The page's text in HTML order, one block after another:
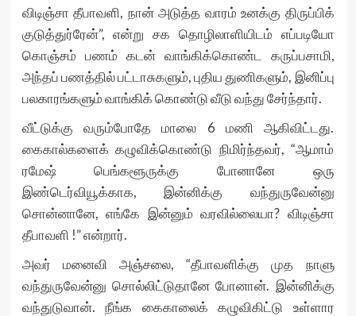
விடிஞ்சா தீபாவளி, நான் அடுத்த வாரம் உனக்கு திருப்பிக்
குடுத்துர்ரேன்”, என்று சக தொழிலாளியிடம் எப்படியோ
கொஞ்சம் பணம் கடன் வாங்கிக்கொண்ட கருப்பசாமி,
அந்தப் பணத்தில் பட்டாசுகளும், புதிய துணிகளும், இனிப்பு
பலகாரங்களும் வாங்கிக் கொண்டு வீடு வந்து சேர்ந்தார்.
வீட்டுக்கு வரும்போதே மாலை 6 மணி ஆகிவிட்டது.
கைகால்களைக் கழுவிக்கொண்டு நிமிர்ந்தவர், “ஆமாம்
ரமேஷ் பெங்களூருக்கு போனானே ஒரு
இண்டெர்வியூக்காக, இன்னிக்கு வந்துருவேன்னு
சொன்னானே, எங்கே இன்னும் வரவில்லையா? விடிஞ்சா
தீபாவளி !” என்றார்.
அவர் மனைவி அஞ்சலை, “தீபாவளிக்கு முத நாளு
வந்துருவேன்னு சொல்லிட்டுதானே போனான். இன்னிக்கு
வந்துடுவான். நீங்க கைகாலைக் கழுவிகிட்டு உள்ளார